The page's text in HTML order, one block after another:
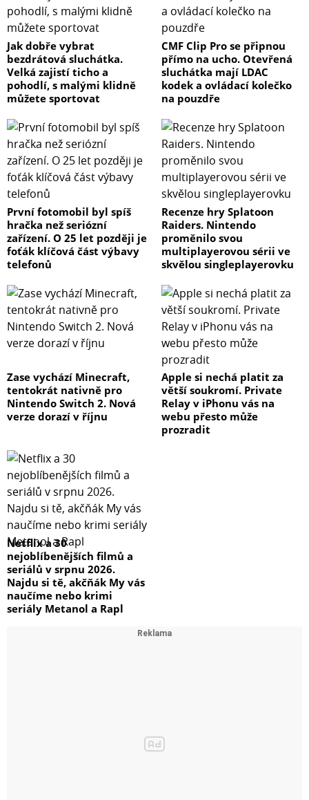
Jak dobře vybrat
bezdrátová sluchátka.
Velká zajistí ticho a
pohodlí, s malými klidně
můžete sportovat
CMF Clip Pro se připnou
přímo na ucho. Otevřená
sluchátka mají LDAC
kodek a ovládací kolečko
na pouzdře
První fotomobil byl spíš
hračka než seriózní
zařízení. O 25 let později je
foťák klíčová část výbavy
telefonů
Recenze hry Splatoon
Raiders. Nintendo
proměnilo svou
multiplayerovou sérii ve
skvělou singleplayerovku
Zase vychází Minecraft,
tentokrát nativně pro
Nintendo Switch 2. Nová
verze dorazí v říjnu
Apple si nechá platit za
větší soukromí. Private
Relay v iPhonu vás na
webu přesto může
prozradit
Netflix a 30
nejoblíbenějších filmů a
seriálů v srpnu 2026.
Najdu si tě, akčňák My vás
naučíme nebo krimi
seriály Metanol a Rapl